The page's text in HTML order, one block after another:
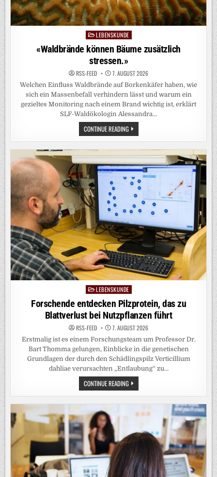
Posted
in
LEBENSKUNDE
«Waldbrände können Bäume zusätzlich
stressen.»
RSS-FEED 7. AUGUST 2026
Welchen Einfluss Waldbrände auf Borkenkäfer haben, wie
sich ein Massenbefall verhindern lässt und warum ein
gezieltes Monitoring nach einem Brand wichtig ist, erklärt
SLF-Waldökologin Alessandra…
CONTINUE READING«WALDBRÄNDE
KÖNNEN
BÄUME
ZUSÄTZLICH
STRESSEN.»
Posted
in
LEBENSKUNDE
Forschende entdecken Pilzprotein, das zu
Blattverlust bei Nutzpflanzen führt
RSS-FEED 7. AUGUST 2026
Erstmalig ist es einem Forschungsteam um Professor Dr.
Bart Thomma gelungen, Einblicke in die genetischen
Grundlagen der durch den Schädlingspilz Verticillium
dahliae verursachten „Entlaubung“ zu…
CONTINUE READINGFORSCHENDE
ENTDECKEN
PILZPROTEIN,
BLATTVERLUST
FÜHRT